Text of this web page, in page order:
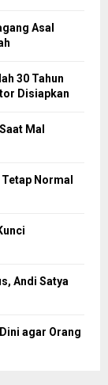
Asal
30 Tahun
Disiapkan
Mal
Normal
Andi Satya
agar Orang